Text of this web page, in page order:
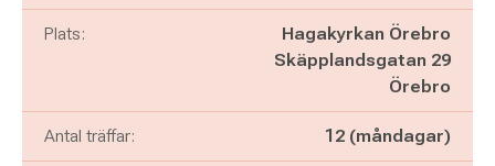
Plats:
Hagakyrkan Örebro
Skäpplandsgatan 29
Örebro
Antal träffar: 12 (måndagar)